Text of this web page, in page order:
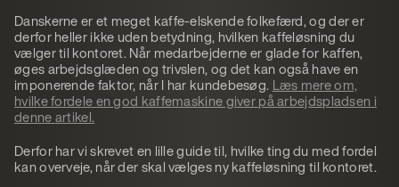
Danskerne er et meget kaffe-elskende folkefærd, og der er
derfor heller ikke uden betydning, hvilken kaffeløsning du
vælger til kontoret. Når medarbejderne er glade for kaffen,
øges arbejdsglæden og trivslen, og det kan også have en
imponerende faktor, når I har kundebesøg. Læs mere om,
hvilke fordele en god kaffemaskine giver på arbejdspladsen i
denne artikel.
Derfor har vi skrevet en lille guide til, hvilke ting du med fordel
kan overveje, når der skal vælges ny kaffeløsning til kontoret.